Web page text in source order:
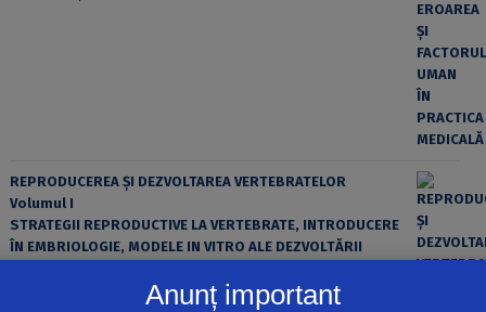
REPRODUCEREA ȘI DEZVOLTAREA VERTEBRATELOR
Volumul I
STRATEGII REPRODUCTIVE LA VERTEBRATE, INTRODUCERE
ÎN EMBRIOLOGIE, MODELE IN VITRO ALE DEZVOLTĂRII
Anunț important